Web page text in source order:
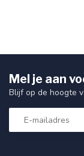
Mel je aan
Blijf op de hoogte